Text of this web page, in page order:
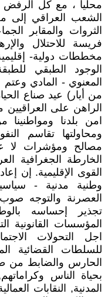
محلياً ، مع كل
الشعب العراقي إلى
الثروات والمقابر
فريسة للاحتلال
مخططات دولية-
الوجود الطبقي
المعنوي - المادي
من أيار) عيد صناع
الراهن على
امن بلدنا
ومحاولتها تقاسم
مصالح ومؤشرات لا
الخارطة الجغرافية
القوى الإقليمية. إن
وطنية مدنية -
العصرنة والتوجه
تجذير إحساسه
المؤسسات القانونية
اجل التحولات
للسلطات القضائية
الحارس والضابط من
بحياة الناس
المدنية, النقابات